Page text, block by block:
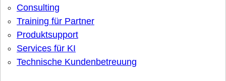
Consulting
Training für Partner
Produktsupport
Services für KI
Technische Kundenbetreuung